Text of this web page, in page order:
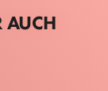
AUCH